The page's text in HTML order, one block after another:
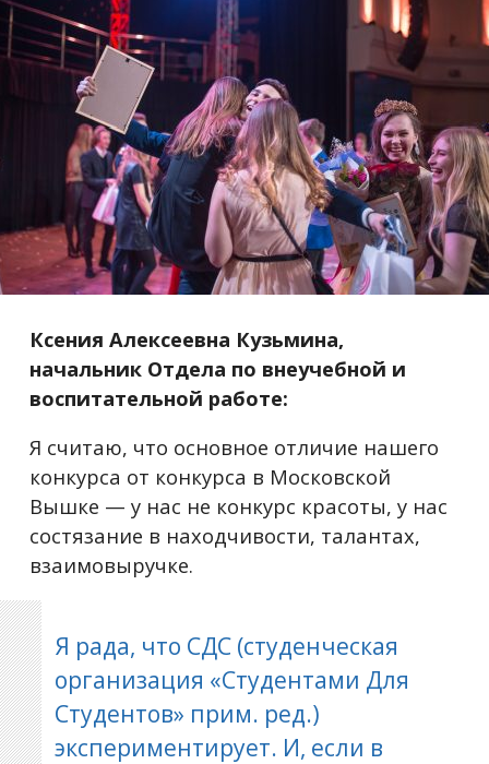
Ксения Алексеевна Кузьмина,
начальник Отдела по внеучебной и
воспитательной работе:
Я считаю, что основное отличие нашего
конкурса от конкурса в Московской
Вышке — у нас не конкурс красоты, у нас
состязание в находчивости, талантах,
взаимовыручке.
Я рада, что СДС (студенческая
организация «Студентами Для
Студентов» прим. ред.)
экспериментирует. И, если в